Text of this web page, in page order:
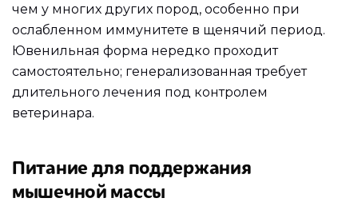
чем у многих других пород, особенно при
ослабленном иммунитете в щенячий период.
Ювенильная форма нередко проходит
самостоятельно; генерализованная требует
длительного лечения под контролем
ветеринара.
Питание для поддержания
мышечной массы